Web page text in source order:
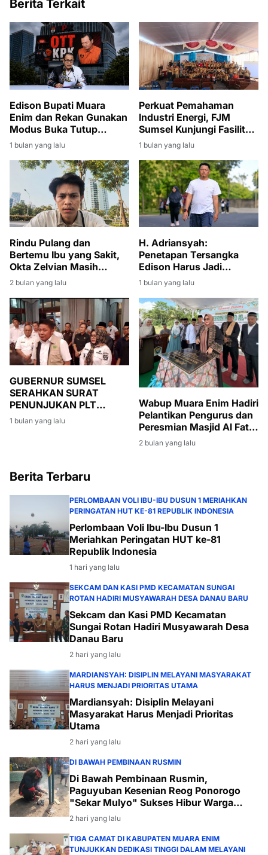
Berita Terkait
Edison Bupati Muara
Enim dan Rekan Gunakan
Modus Buka Tutup
Rekening
1 bulan yang lalu
Perkuat Pemahaman
Industri Energi, FJM
Sumsel Kunjungi Fasilitas
Produksi Migas di Muara
1 bulan yang lalu
Rindu Pulang dan
Bertemu Ibu yang Sakit,
Okta Zelvian Masih
Menanti Kepulangan dari
Kamboja
2 bulan yang lalu
H. Adriansyah:
Penetapan Tersangka
Edison Harus Jadi
Momentum Bersih-Bersih
Korupsi di Muara Enim
1 bulan yang lalu
GUBERNUR SUMSEL
SERAHKAN SURAT
PENUNJUKAN PLT
BUPATI MUARA ENIM,
SUMARNI DIMINTA JAGA
1 bulan yang lalu
Wabup Muara Enim Hadiri
Pelantikan Pengurus dan
Peresmian Masjid Al Fatih
di Lubuk Ampelas
2 bulan yang lalu
Berita Terbaru
PERLOMBAAN VOLI IBU-IBU DUSUN 1 MERIAHKAN
PERINGATAN HUT KE-81 REPUBLIK INDONESIA
Perlombaan Voli Ibu-Ibu Dusun 1
Meriahkan Peringatan HUT ke-81
Republik Indonesia
1 hari yang lalu
SEKCAM DAN KASI PMD KECAMATAN SUNGAI
ROTAN HADIRI MUSYAWARAH DESA DANAU BARU
Sekcam dan Kasi PMD Kecamatan
Sungai Rotan Hadiri Musyawarah Desa
Danau Baru
2 hari yang lalu
MARDIANSYAH: DISIPLIN MELAYANI MASYARAKAT
HARUS MENJADI PRIORITAS UTAMA
Mardiansyah: Disiplin Melayani
Masyarakat Harus Menjadi Prioritas
Utama
2 hari yang lalu
DI BAWAH PEMBINAAN RUSMIN
Di Bawah Pembinaan Rusmin,
Paguyuban Kesenian Reog Ponorogo
"Sekar Mulyo" Sukses Hibur Warga
Desa Payabakal
2 hari yang lalu
TIGA CAMAT DI KABUPATEN MUARA ENIM
TUNJUKKAN DEDIKASI TINGGI DALAM MELAYANI